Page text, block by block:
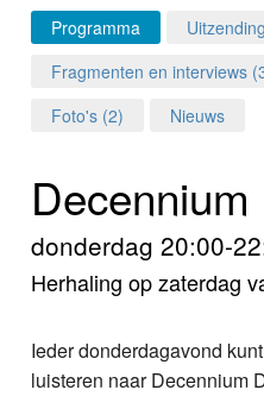
Login
Home
Foto's
Video
Programma
Fragmenten en interviews
Foto's (2)
Nieuws
donderdag 20:00-
Herhaling op zaterdag
Ieder donderdagavond
luisteren naar Decennium